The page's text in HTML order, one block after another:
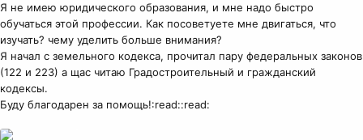
Я не имею юридического образования, и мне надо быстро
обучаться этой профессии. Как посоветуете мне двигаться, что
изучать? чему уделить больше внимания?
Я начал с земельного кодекса, прочитал пару федеральных законов
(122 и 223) а щас читаю Градостроительный и гражданский
кодексы.
Буду благодарен за помощь!:read::read: